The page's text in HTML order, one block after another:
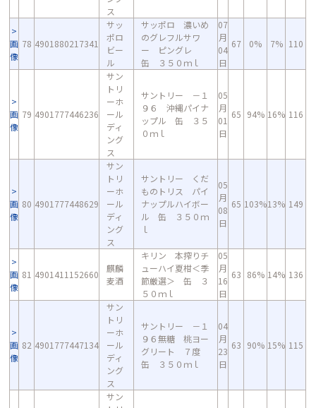
ス
画
像
78 4901880217341
サッ
ポロ
ビー
ル
サッポロ 濃いめ
のグレフルサワ
ー ピングレ
缶 ３５０ｍｌ
07
月
04
日
67 0% 7% 110
画
像
79 4901777446236
サン
トリ
ーホ
ール
ディ
ング
ス
サントリー －１
９６ 沖縄パイナ
ップル 缶 ３５
０ｍｌ
05
月
01
日
65 94% 16% 116
画
像
80 4901777448629
サン
トリ
ーホ
ール
ディ
ング
ス
サントリー くだ
ものトリス パイ
ナップルハイボー
ル 缶 ３５０ｍ
ｌ
05
月
08
日
65 103%13% 149
画
像
81 4901411152660
麒麟
麦酒
キリン 本搾りチ
ューハイ夏柑＜季
節厳選＞ 缶 ３
５０ｍｌ
05
月
16
日
63 86% 14% 136
画
像
82 4901777447134
サン
トリ
ーホ
ール
ディ
ング
ス
サントリー －１
９６無糖 桃ヨー
グリート ７度
缶 ３５０ｍｌ
04
月
23
日
63 90% 15% 115
サン